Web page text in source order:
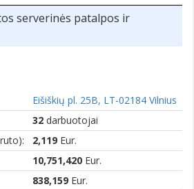
serverinės patalpos ir
Eišiškių pl. 25B, LT-02184 Vilnius
32 darbuotojai
2,119 Eur.
10,751,420 Eur.
838,159 Eur.